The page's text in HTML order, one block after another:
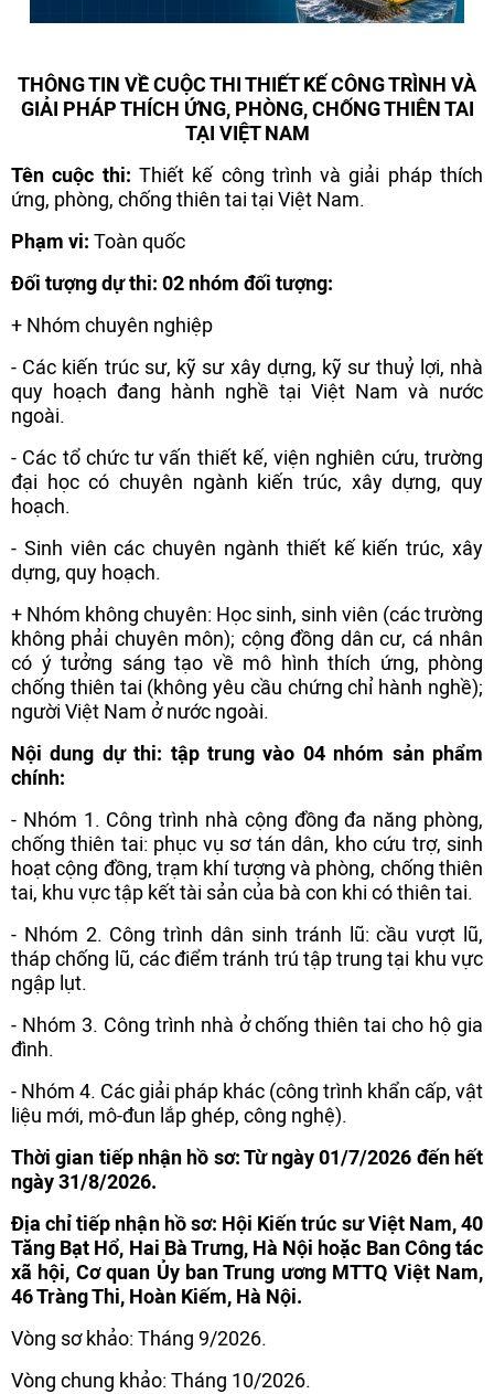
THÔNG TIN VỀ CUỘC THI THIẾT KẾ CÔNG TRÌNH VÀ
GIẢI PHÁP THÍCH ỨNG, PHÒNG, CHỐNG THIÊN TAI
TẠI VIỆT NAM
Tên cuộc thi: Thiết kế công trình và giải pháp thích
ứng, phòng, chống thiên tai tại Việt Nam.
Phạm vi: Toàn quốc
Đối tượng dự thi: 02 nhóm đối tượng:
+ Nhóm chuyên nghiệp
- Các kiến trúc sư, kỹ sư xây dựng, kỹ sư thuỷ lợi, nhà
quy hoạch đang hành nghề tại Việt Nam và nước
ngoài.
- Các tổ chức tư vấn thiết kế, viện nghiên cứu, trường
đại học có chuyên ngành kiến trúc, xây dựng, quy
hoạch.
- Sinh viên các chuyên ngành thiết kế kiến trúc, xây
dựng, quy hoạch.
+ Nhóm không chuyên: Học sinh, sinh viên (các trường
không phải chuyên môn); cộng đồng dân cư, cá nhân
có ý tưởng sáng tạo về mô hình thích ứng, phòng
chống thiên tai (không yêu cầu chứng chỉ hành nghề);
người Việt Nam ở nước ngoài.
Nội dung dự thi: tập trung vào 04 nhóm sản phẩm
chính:
- Nhóm 1. Công trình nhà cộng đồng đa năng phòng,
chống thiên tai: phục vụ sơ tán dân, kho cứu trợ, sinh
hoạt cộng đồng, trạm khí tượng và phòng, chống thiên
tai, khu vực tập kết tài sản của bà con khi có thiên tai.
- Nhóm 2. Công trình dân sinh tránh lũ: cầu vượt lũ,
tháp chống lũ, các điểm tránh trú tập trung tại khu vực
ngập lụt.
- Nhóm 3. Công trình nhà ở chống thiên tai cho hộ gia
đình.
- Nhóm 4. Các giải pháp khác (công trình khẩn cấp, vật
liệu mới, mô-đun lắp ghép, công nghệ).
Thời gian tiếp nhận hồ sơ: Từ ngày 01/7/2026 đến hết
ngày 31/8/2026.
Địa chỉ tiếp nhận hồ sơ: Hội Kiến trúc sư Việt Nam, 40
Tăng Bạt Hổ, Hai Bà Trưng, Hà Nội hoặc Ban Công tác
xã hội, Cơ quan Ủy ban Trung ương MTTQ Việt Nam,
46 Tràng Thi, Hoàn Kiếm, Hà Nội.
Vòng sơ khảo: Tháng 9/2026.
Vòng chung khảo: Tháng 10/2026.